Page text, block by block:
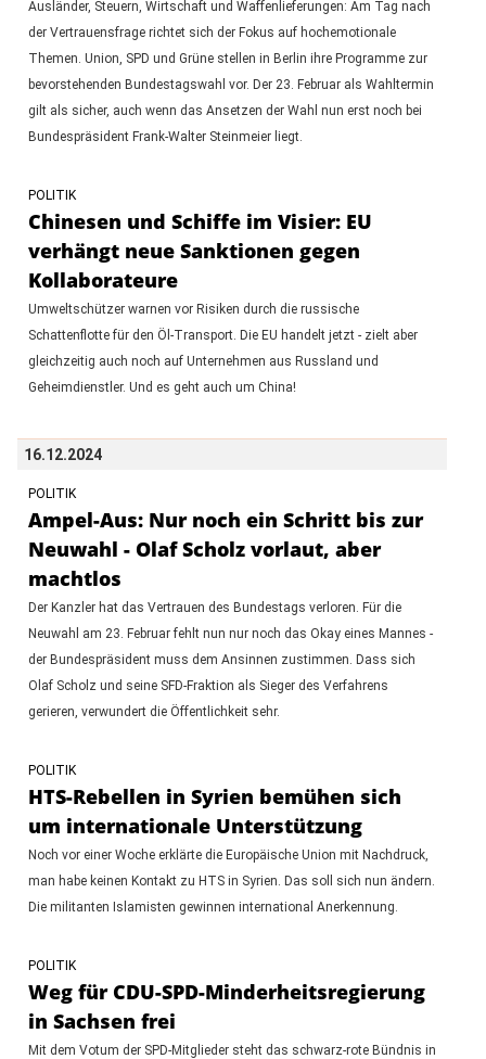
Ausländer, Steuern, Wirtschaft und Waffenlieferungen: Am Tag nach
der Vertrauensfrage richtet sich der Fokus auf hochemotionale
Themen. Union, SPD und Grüne stellen in Berlin ihre Programme zur
bevorstehenden Bundestagswahl vor. Der 23. Februar als Wahltermin
gilt als sicher, auch wenn das Ansetzen der Wahl nun erst noch bei
Bundespräsident Frank-Walter Steinmeier liegt.
POLITIK
Chinesen und Schiffe im Visier: EU
verhängt neue Sanktionen gegen
Kollaborateure
Umweltschützer warnen vor Risiken durch die russische
Schattenflotte für den Öl-Transport. Die EU handelt jetzt - zielt aber
gleichzeitig auch noch auf Unternehmen aus Russland und
Geheimdienstler. Und es geht auch um China!
16.12.2024
POLITIK
Ampel-Aus: Nur noch ein Schritt bis zur
Neuwahl - Olaf Scholz vorlaut, aber
machtlos
Der Kanzler hat das Vertrauen des Bundestags verloren. Für die
Neuwahl am 23. Februar fehlt nun nur noch das Okay eines Mannes -
der Bundespräsident muss dem Ansinnen zustimmen. Dass sich
Olaf Scholz und seine SFD-Fraktion als Sieger des Verfahrens
gerieren, verwundert die Öffentlichkeit sehr.
POLITIK
HTS-Rebellen in Syrien bemühen sich
um internationale Unterstützung
Noch vor einer Woche erklärte die Europäische Union mit Nachdruck,
man habe keinen Kontakt zu HTS in Syrien. Das soll sich nun ändern.
Die militanten Islamisten gewinnen international Anerkennung.
POLITIK
Weg für CDU-SPD-Minderheitsregierung
in Sachsen frei
Mit dem Votum der SPD-Mitglieder steht das schwarz-rote Bündnis in